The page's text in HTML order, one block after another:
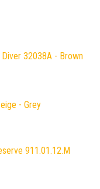
32038A - Brown
- Grey
911.01.12.M